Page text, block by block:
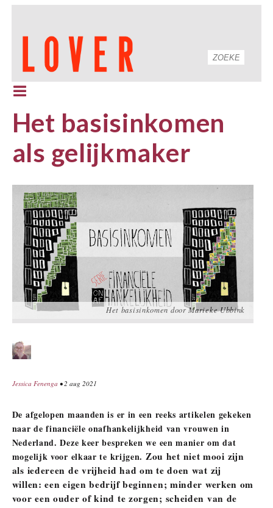
Het basisinkomen
als gelijkmaker
Het basisinkomen door Marieke Ubbink
Jessica Fenenga • 2 aug 2021
De afgelopen maanden is er in een reeks artikelen gekeken
naar de financiële onafhankelijkheid van vrouwen in
Nederland. Deze keer bespreken we een manier om dat
mogelijk voor elkaar te krijgen. Zou het niet mooi zijn
als iedereen de vrijheid had om te doen wat zij
willen: een eigen bedrijf beginnen; minder werken om
voor een ouder of kind te zorgen; scheiden van de